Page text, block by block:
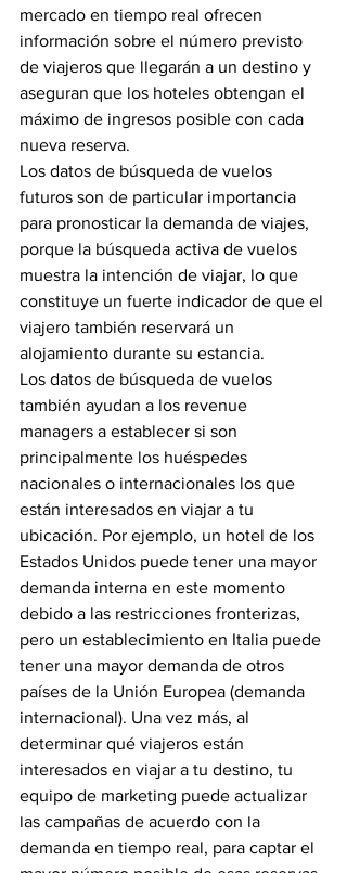
mercado en tiempo real ofrecen
información sobre el número previsto
de viajeros que llegarán a un destino y
aseguran que los hoteles obtengan el
máximo de ingresos posible con cada
nueva reserva.
Los datos de búsqueda de vuelos
futuros son de particular importancia
para pronosticar la demanda de viajes,
porque la búsqueda activa de vuelos
muestra la intención de viajar, lo que
constituye un fuerte indicador de que el
viajero también reservará un
alojamiento durante su estancia.
Los datos de búsqueda de vuelos
también ayudan a los revenue
managers a establecer si son
principalmente los huéspedes
nacionales o internacionales los que
están interesados en viajar a tu
ubicación. Por ejemplo, un hotel de los
Estados Unidos puede tener una mayor
demanda interna en este momento
debido a las restricciones fronterizas,
pero un establecimiento en Italia puede
tener una mayor demanda de otros
países de la Unión Europea (demanda
internacional). Una vez más, al
determinar qué viajeros están
interesados en viajar a tu destino, tu
equipo de marketing puede actualizar
las campañas de acuerdo con la
demanda en tiempo real, para captar el